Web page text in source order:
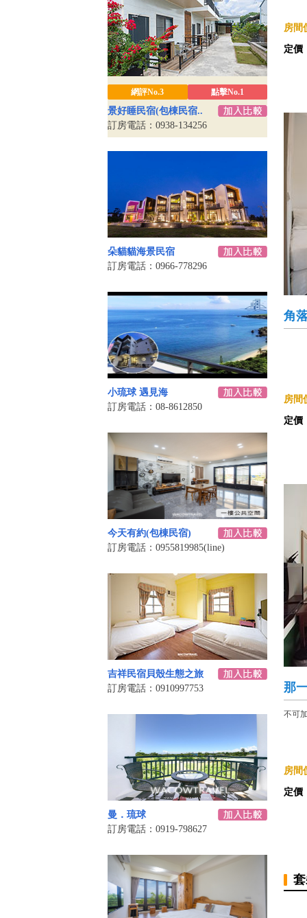
網評No.3 點擊No.1
景好睡民宿(包棟民宿..
訂房電話：0938-134256
朵貓貓海景民宿
訂房電話：0966-778296
小琉球 遇見海
訂房電話：08-8612850
今天有約(包棟民宿)
訂房電話：0955819985(line)
吉祥民宿貝殼生態之旅
訂房電話：0910997753
曼．琉球
訂房電話：0919-798627
房間
定價
角
房間
定價
那
不可
房間
定價